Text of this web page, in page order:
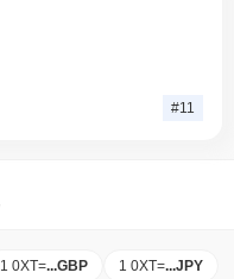
#11
1 0XT=...GBP 1 0XT=...JPY